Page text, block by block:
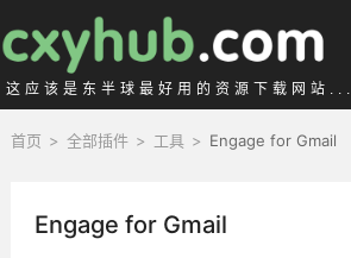
这应该是东半球最好用的资源下载网站...
首页 > 全部插件 > 工具 > Engage for Gmail
Engage for Gmail